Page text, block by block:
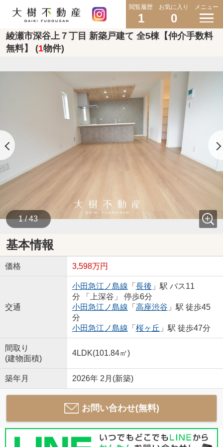
閲覧履歴
1
お気に入り
0
メニュー
綾瀬市深谷上７丁目 新築戸建て 全5棟【仲介手数料
無料】 (1物件)
1 / 43
基本情報
価格 3,598万円
交通
小田急江ノ島線 「 長後 」駅 バス11
分 「上深谷」 停歩6分
小田急江ノ島線 「 高座渋谷 」駅 徒歩45
分
小田急江ノ島線 「 桜ヶ丘 」駅 徒歩47分
間取り
(建物面積)
4LDK(101.84㎡)
築年月 2026年 2月(新築)
お問い合わせ(無料)